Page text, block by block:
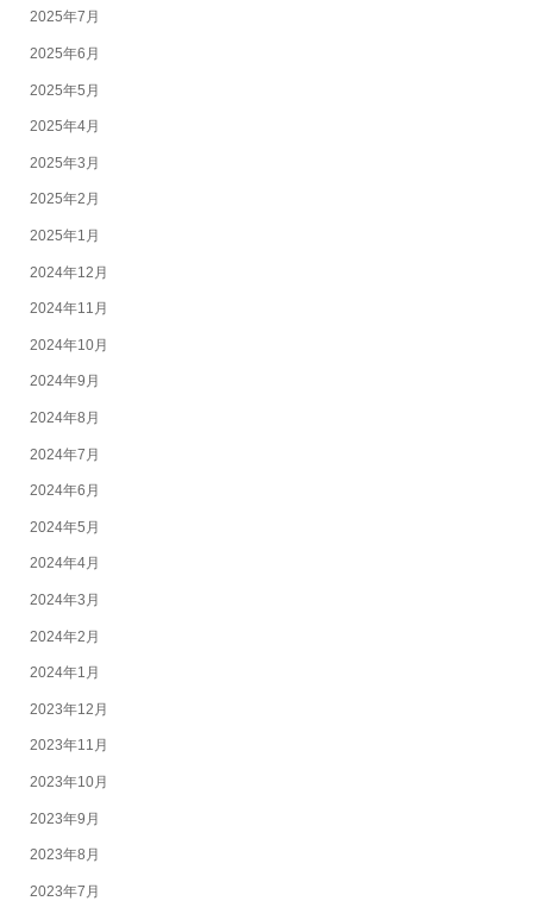
2025年7月
2025年6月
2025年5月
2025年4月
2025年3月
2025年2月
2025年1月
2024年12月
2024年11月
2024年10月
2024年9月
2024年8月
2024年7月
2024年6月
2024年5月
2024年4月
2024年3月
2024年2月
2024年1月
2023年12月
2023年11月
2023年10月
2023年9月
2023年8月
2023年7月